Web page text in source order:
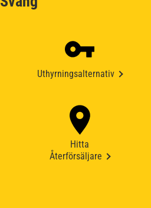
Uthyrningsalternativ
Hitta
Återförsäljare